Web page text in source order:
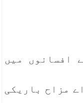
افسانوں میں
مزاح باریکی